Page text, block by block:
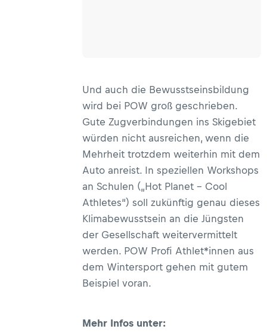
Und auch die Bewusstseinsbildung
wird bei POW groß geschrieben.
Gute Zugverbindungen ins Skigebiet
würden nicht ausreichen, wenn die
Mehrheit trotzdem weiterhin mit dem
Auto anreist. In speziellen Workshops
an Schulen („Hot Planet – Cool
Athletes“) soll zukünftig genau dieses
Klimabewusstsein an die Jüngsten
der Gesellschaft weitervermittelt
werden. POW Profi Athlet*innen aus
dem Wintersport gehen mit gutem
Beispiel voran.
Mehr Infos unter: